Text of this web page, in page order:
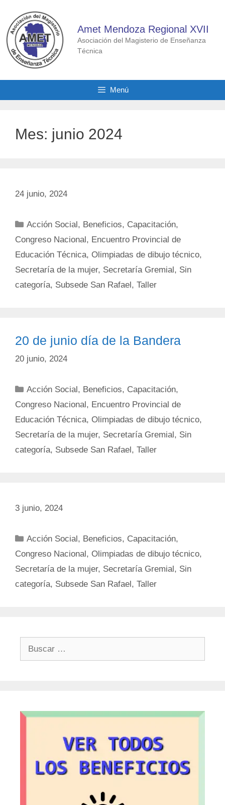
contenido
Amet Mendoza Regional XVII
Asociación del Magisterio de Enseñanza
Técnica
Menú
Mes: junio 2024
24 junio, 2024
Categorías
Acción Social , Beneficios, Capacitación,
Congreso Nacional , Encuentro Provincial de
Educación Técnica, Olimpiadas de dibujo técnico,
Secretaría de la mujer, Secretaría Gremial , Sin
categoría, Subsede San Rafael , Taller
20 de junio día de la Bandera
20 junio, 2024
Categorías
Acción Social, Beneficios, Capacitación,
Congreso Nacional, Encuentro Provincial de
Educación Técnica, Olimpiadas de dibujo técnico,
Secretaría de la mujer, Secretaría Gremial, Sin
categoría, Subsede San Rafael, Taller
3 junio, 2024
Categorías
Acción Social , Beneficios, Capacitación,
Congreso Nacional , Olimpiadas de dibujo técnico,
Secretaría de la mujer, Secretaría Gremial , Sin
categoría, Subsede San Rafael , Taller